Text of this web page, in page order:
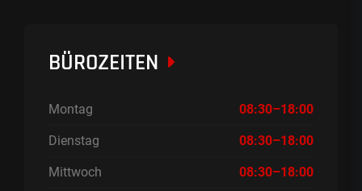
BÜROZEITEN
Montag 08:30–18:00
Dienstag 08:30–18:00
Mittwoch 08:30–18:00